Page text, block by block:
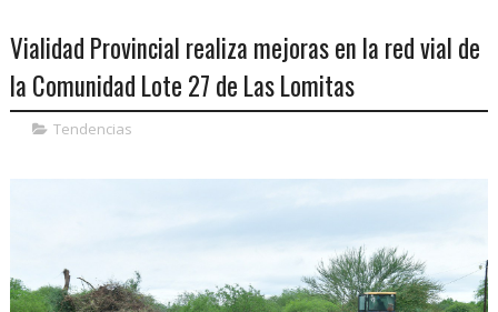
Vialidad Provincial realiza mejoras en la red vial de
la Comunidad Lote 27 de Las Lomitas
Tendencias